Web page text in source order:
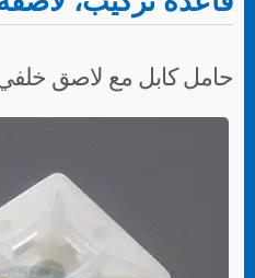
حامل كابل مع لاصق